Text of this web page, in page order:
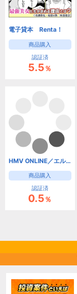
電子貸本 Renta！
商品購入
認証済
5.5％
HMV ONLINE／エルパカBOOKS
商品購入
認証済
0.5％